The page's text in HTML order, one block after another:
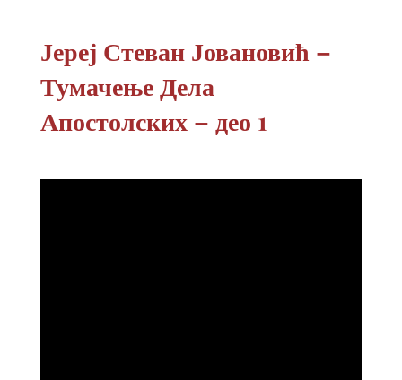
Јереј Стеван Јовановић –
Тумачење Дела
Апостолских – део 1